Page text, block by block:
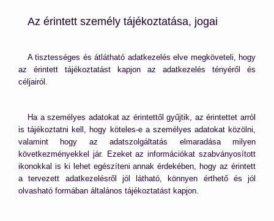
Az érintett személy tájékoztatása, jogai
A tisztességes és átlátható adatkezelés elve megköveteli, hogy
az érintett tájékoztatást kapjon az adatkezelés tényéről és
céljairól.
Ha a személyes adatokat az érintettől gyűjtik, az érintettet arról
is tájékoztatni kell, hogy köteles-e a személyes adatokat közölni,
valamint hogy az adatszolgáltatás elmaradása milyen
következményekkel jár. Ezeket az információkat szabványosított
ikonokkal is ki lehet egészíteni annak érdekében, hogy az érintett
a tervezett adatkezelésről jól látható, könnyen érthető és jól
olvasható formában általános tájékoztatást kapjon.